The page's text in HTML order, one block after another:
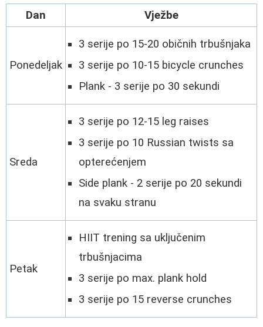
Dan Vježbe
Ponedeljak
3 serije po 15-20 običnih trbušnjaka
3 serije po 10-15 bicycle crunches
Plank - 3 serije po 30 sekundi
Sreda
3 serije po 12-15 leg raises
3 serije po 10 Russian twists sa
opterećenjem
Side plank - 2 serije po 20 sekundi
na svaku stranu
Petak
HIIT trening sa uključenim
trbušnjacima
3 serije po max. plank hold
3 serije po 15 reverse crunches